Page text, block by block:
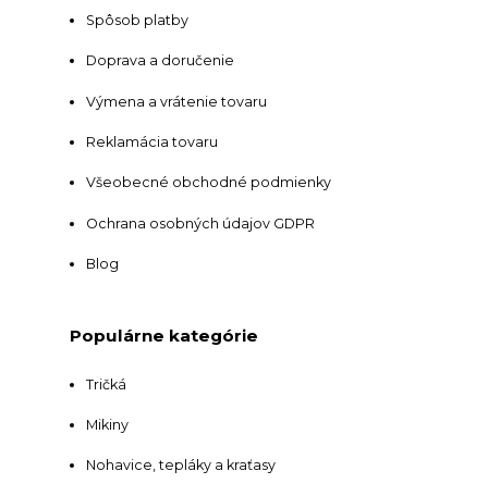
Spôsob platby
Doprava a doručenie
Výmena a vrátenie tovaru
Reklamácia tovaru
Všeobecné obchodné podmienky
Ochrana osobných údajov GDPR
Blog
Populárne kategórie
Tričká
Mikiny
Nohavice, tepláky a kraťasy